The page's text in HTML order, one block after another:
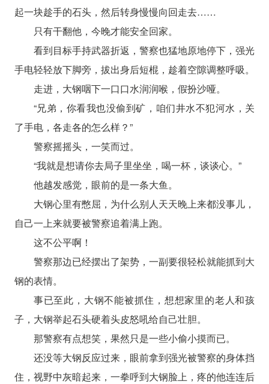
起一块趁手的石头，然后转身慢慢向回走去……
只有干翻他，今晚才能安全回家。
看到目标手持武器折返，警察也猛地原地停下，强光
手电轻轻放下脚旁，拔出身后短棍，趁着空隙调整呼吸。
走进，大钢咽下一口口水润润喉，假扮沙哑。
“兄弟，你看我也没偷到矿，咱们井水不犯河水，关
了手电，各走各的怎么样？”
警察摇摇头，一笑而过。
“我就是想请你去局子里坐坐，喝一杯，谈谈心。”
他越发感觉，眼前的是一条大鱼。
大钢心里有憋屈，为什么别人天天晚上来都没事儿，
自己一上来就要被警察追着满上跑。
这不公平啊！
警察那边已经摆出了架势，一副要很轻松就能抓到大
钢的表情。
事已至此，大钢不能被抓住，想想家里的老人和孩
子，大钢举起石头硬着头皮怒吼给自己壮胆。
那警察有点想笑，果然只是一些小偷小摸而已。
还没等大钢反应过来，眼前拿到强光被警察的身体挡
住，视野中灰暗起来，一拳呼到大钢脸上，疼的他连连后